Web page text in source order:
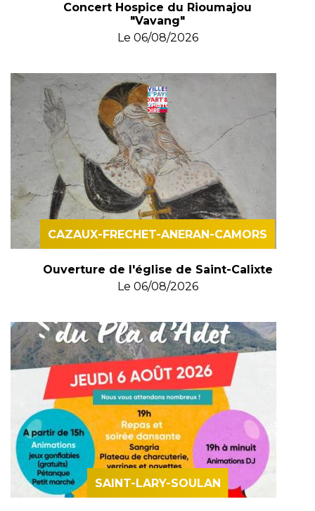
Concert Hospice du Rioumajou
"Vavang"
Le 06/08/2026
CAZAUX-FRECHET-ANERAN-CAMORS
Ouverture de l'église de Saint-Calixte
Le 06/08/2026
SAINT-LARY-SOULAN